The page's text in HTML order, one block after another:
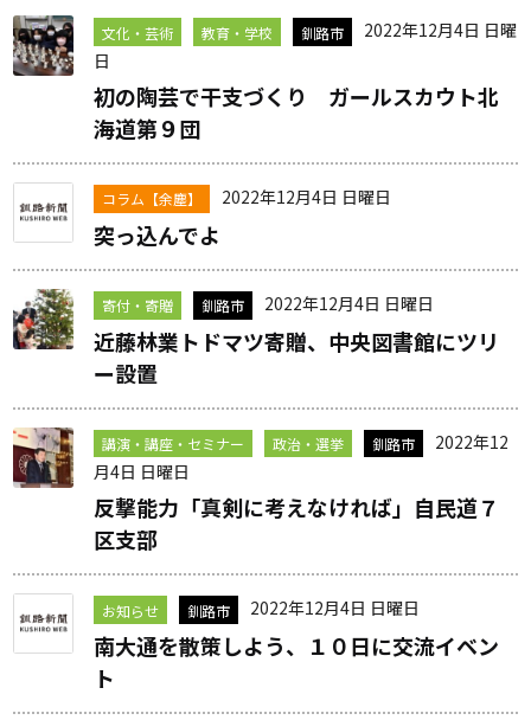
文化・芸術 教育・学校 釧路市
2022年12月4日 日曜
日
初の陶芸で干支づくり ガールスカウト北
海道第９団
コラム【余塵】 2022年12月4日 日曜日
突っ込んでよ
寄付・寄贈 釧路市 2022年12月4日 日曜日
近藤林業トドマツ寄贈、中央図書館にツリ
ー設置
講演・講座・セミナー 政治・選挙 釧路市
2022年12
月4日 日曜日
反撃能力「真剣に考えなければ」自民道７
区支部
お知らせ 釧路市 2022年12月4日 日曜日
南大通を散策しよう、１０日に交流イベン
ト